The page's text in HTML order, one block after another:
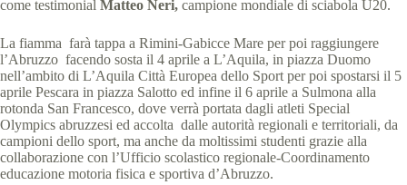
come testimonial Matteo Neri, campione mondiale di sciabola U20.
La fiamma farà tappa a Rimini-Gabicce Mare per poi raggiungere
l’Abruzzo facendo sosta il 4 aprile a L’Aquila, in piazza Duomo
nell’ambito di L’Aquila Città Europea dello Sport per poi spostarsi il 5
aprile Pescara in piazza Salotto ed infine il 6 aprile a Sulmona alla
rotonda San Francesco, dove verrà portata dagli atleti Special
Olympics abruzzesi ed accolta dalle autorità regionali e territoriali, da
campioni dello sport, ma anche da moltissimi studenti grazie alla
collaborazione con l’Ufficio scolastico regionale-Coordinamento
educazione motoria fisica e sportiva d’Abruzzo.